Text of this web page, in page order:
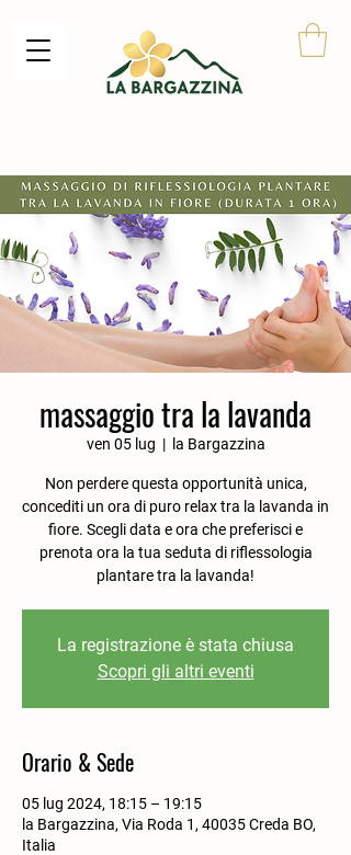
massaggio tra la lavanda
ven 05 lug
  |
la Bargazzina
Non perdere questa opportunità unica,
concediti un ora di puro relax tra la lavanda in
fiore. Scegli data e ora che preferisci e
prenota ora la tua seduta di riflessologia
plantare tra la lavanda!
La registrazione è stata chiusa
Scopri gli altri eventi
Orario & Sede
05 lug 2024, 18:15 – 19:15
la Bargazzina, Via Roda 1, 40035 Creda BO,
Italia